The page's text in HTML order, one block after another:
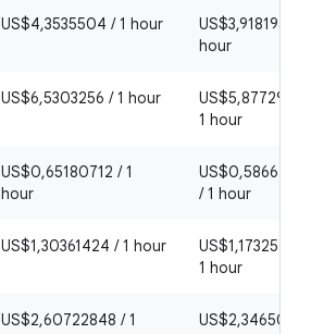
US$4,3535504 / 1 hour
US$3,91819536
hour
US$6,5303256 / 1 hour
1 hour
US$0,65180712 / 1
hour
/ 1 hour
US$1,30361424 / 1 hour
1 hour
US$2,60722848 / 1